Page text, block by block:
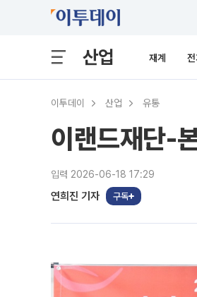
산업 재계
이투데이 산업 유통
이랜드재단-
입력 2026-06-18 17:29
연희진 기자 구독